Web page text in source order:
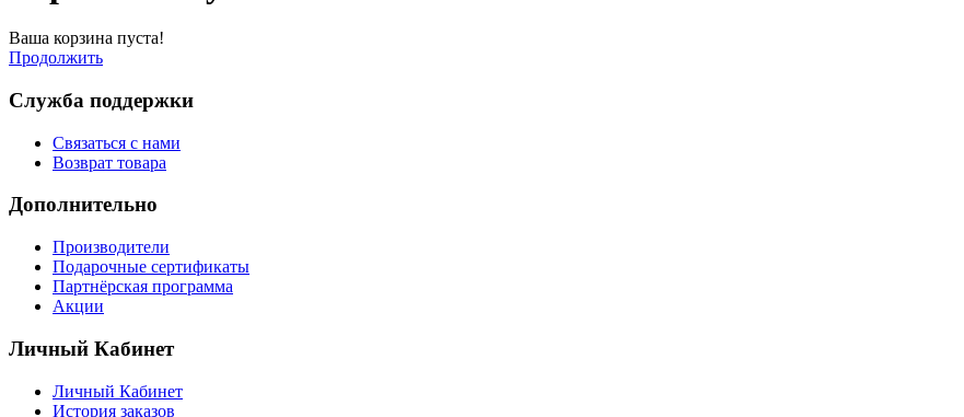
Ваша корзина пуста!
Продолжить
Служба поддержки
Связаться с нами
Возврат товара
Дополнительно
Производители
Подарочные сертификаты
Партнёрская программа
Акции
Личный Кабинет
Личный Кабинет
История заказов